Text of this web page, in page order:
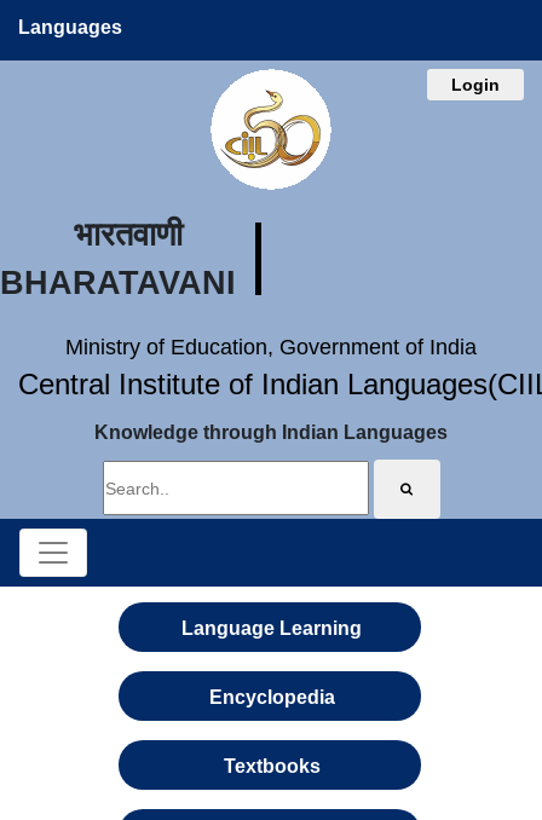
Languages
Login
भारतवाणी
BHARATAVANI
Ministry of Education, Government of India
Central Institute of Indian
Knowledge through Indian Languages
Language Learning
Encyclopedia
Textbooks